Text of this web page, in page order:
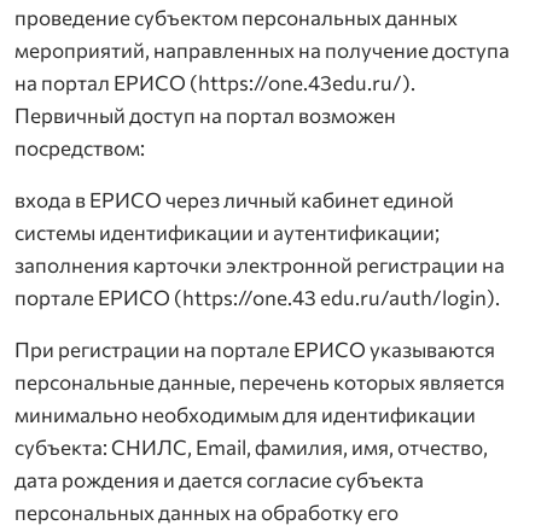
проведение субъектом персональных данных
мероприятий, направленных на получение доступа
на портал ЕРИСО (https://one.43edu.ru/).
Первичный доступ на портал возможен
посредством:
входа в ЕРИСО через личный кабинет единой
системы идентификации и аутентификации;
заполнения карточки электронной регистрации на
портале ЕРИСО (https://one.43 edu.ru/auth/login).
При регистрации на портале ЕРИСО указываются
персональные данные, перечень которых является
минимально необходимым для идентификации
субъекта: СНИЛС, Email, фамилия, имя, отчество,
дата рождения и дается согласие субъекта
персональных данных на обработку его